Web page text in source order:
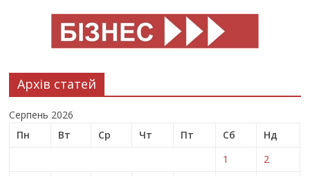
Архів статей
Серпень 2026
Пн
Вт Ср Чт Пт Сб
Нд
1
2